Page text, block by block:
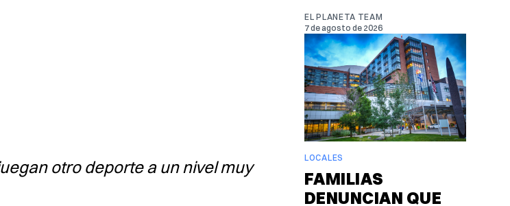
otro deporte a un nivel muy
EL PLANETA TEAM
7 de agosto de 2026
LOCALES
FAMILIAS
DENUNCIAN QUE